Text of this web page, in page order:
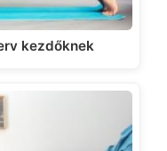
kezdőknek